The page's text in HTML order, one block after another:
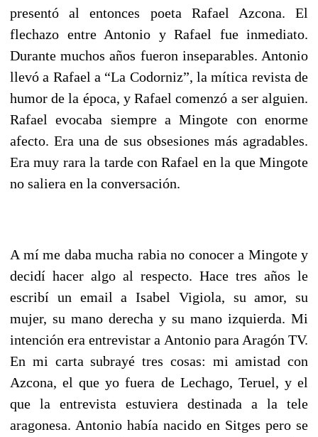
presentó al entonces poeta Rafael Azcona. El
flechazo entre Antonio y Rafael fue inmediato.
Durante muchos años fueron inseparables. Antonio
llevó a Rafael a “La Codorniz”, la mítica revista de
humor de la época, y Rafael comenzó a ser alguien.
Rafael evocaba siempre a Mingote con enorme
afecto. Era una de sus obsesiones más agradables.
Era muy rara la tarde con Rafael en la que Mingote
no saliera en la conversación.
A mí me daba mucha rabia no conocer a Mingote y
decidí hacer algo al respecto. Hace tres años le
escribí un email a Isabel Vigiola, su amor, su
mujer, su mano derecha y su mano izquierda. Mi
intención era entrevistar a Antonio para Aragón TV.
En mi carta subrayé tres cosas: mi amistad con
Azcona, el que yo fuera de Lechago, Teruel, y el
que la entrevista estuviera destinada a la tele
aragonesa. Antonio había nacido en Sitges pero se